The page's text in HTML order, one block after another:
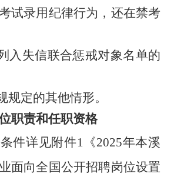
试录用纪律行为，还在禁考
入失信联合惩戒对象名单的
规定的其他情形。
位职责和任职资格
件详见附件1《2025年本溪
面向全国公开招聘岗位设置